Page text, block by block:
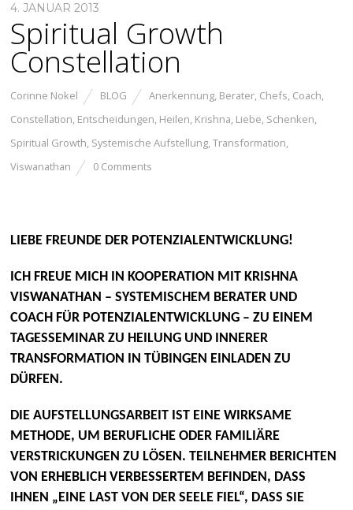
4. JANUAR 2013
Spiritual Growth
Constellation
Corinne Nokel BLOG Anerkennung, Berater, Chefs, Coach,
Constellation, Entscheidungen, Heilen, Krishna, Liebe, Schenken,
Spiritual Growth, Systemische Aufstellung,Transformation,
Viswanathan
0 Comments
LIEBE FREUNDE DER POTENZIALENTWICKLUNG!
ICH FREUE MICH IN KOOPERATION MIT KRISHNA
VISWANATHAN – SYSTEMISCHEM BERATER UND
COACH FÜR POTENZIALENTWICKLUNG – ZU EINEM
TAGESSEMINAR ZU HEILUNG UND INNERER
TRANSFORMATION IN TÜBINGEN EINLADEN ZU
DÜRFEN.
DIE AUFSTELLUNGSARBEIT IST EINE WIRKSAME
METHODE, UM BERUFLICHE ODER FAMILIÄRE
VERSTRICKUNGEN ZU LÖSEN. TEILNEHMER BERICHTEN
VON ERHEBLICH VERBESSERTEM BEFINDEN, DASS
IHNEN „EINE LAST VON DER SEELE FIEL“, DASS SIE